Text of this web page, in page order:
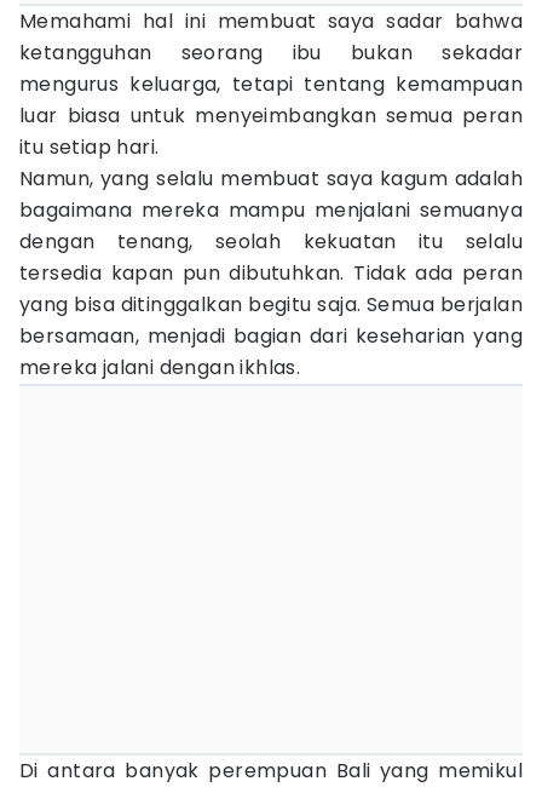
Memahami hal ini membuat saya sadar bahwa
ketangguhan seorang ibu bukan sekadar
mengurus keluarga, tetapi tentang kemampuan
luar biasa untuk menyeimbangkan semua peran
itu setiap hari.
Namun, yang selalu membuat saya kagum adalah
bagaimana mereka mampu menjalani semuanya
dengan tenang, seolah kekuatan itu selalu
tersedia kapan pun dibutuhkan. Tidak ada peran
yang bisa ditinggalkan begitu saja. Semua berjalan
bersamaan, menjadi bagian dari keseharian yang
mereka jalani dengan ikhlas.
Di antara banyak perempuan Bali yang memikul